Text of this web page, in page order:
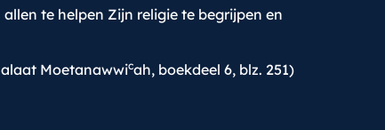
te helpen Zijn religie te begrijpen en
Moetanawwicah, boekdeel 6, blz. 251)